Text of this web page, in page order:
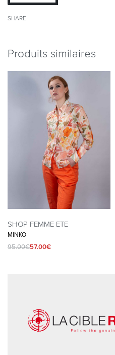
SHARE
Produits similaires
SHOP FEMME ETE
MINKO
95.00€57.00€